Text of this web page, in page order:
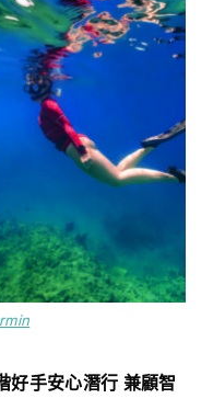
好手安心潛行 兼顧智